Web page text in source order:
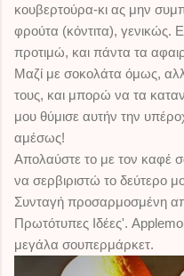
κουβερτούρα-κι ας μην
φρούτα (κόντιτα), γενικώς.
προτιμώ, και πάντα τα
Μαζί με σοκολάτα όμως,
τους, και μπορώ να τα
μου θύμισε αυτήν την
αμέσως!
Απολαύστε το με τον καφέ
να σερβιριστώ το δεύτερο
Συνταγή προσαρμοσμένη
Πρωτότυπες Ιδέες'.
μεγάλα σουπερμάρκετ.